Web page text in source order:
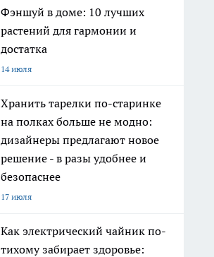
Фэншуй в доме: 10 лучших
растений для гармонии и
достатка
14 июля
Хранить тарелки по-старинке
на полках больше не модно:
дизайнеры предлагают новое
решение - в разы удобнее и
безопаснее
17 июля
Как электрический чайник по-
тихому забирает здоровье: